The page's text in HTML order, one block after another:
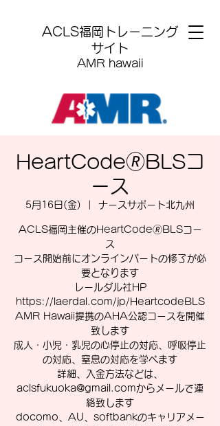
​ACLS福岡トレーニング
サイト
AMR hawaii
HeartCode🄬BLSコ
ース
5月16日(金) ナースサポート北九州
ACLS福岡主催のHeartCode🄬BLSコー
ス
コース開始前にオンラインパートの修了が必
要となります
レールダル社HP
https://laerdal.com/jp/HeartcodeBLS
AMR Hawaii提携のAHA公認コースを開催
致します
成人・小児・乳児の心停止の対応、呼吸停止
の対応、窒息の対応を学べます
詳細、入金方法などは、
aclsfukuoka@gmail.comからメールで連
絡致します
docomo、AU、softbankのキャリアメー